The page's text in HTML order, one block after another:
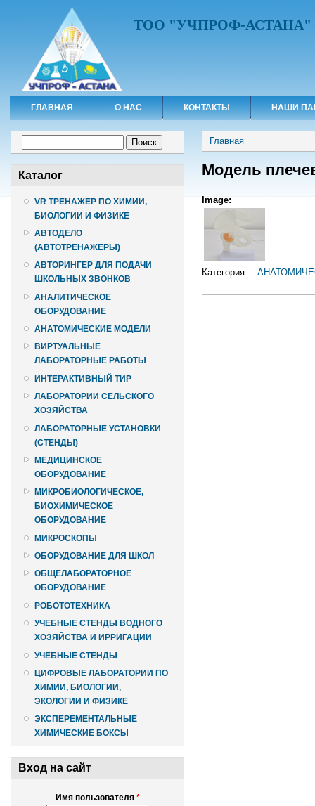
ТОО "УЧПРОФ-АСТАНА"
ГЛАВНАЯ О НАС КОНТАКТЫ НАШИ
Каталог
VR ТРЕНАЖЕР ПО ХИМИИ,
БИОЛОГИИ И ФИЗИКЕ
АВТОДЕЛО
(АВТОТРЕНАЖЕРЫ)
АВТОРИНГЕР ДЛЯ ПОДАЧИ
ШКОЛЬНЫХ ЗВОНКОВ
АНАЛИТИЧЕСКОЕ
ОБОРУДОВАНИЕ
АНАТОМИЧЕСКИЕ МОДЕЛИ
ВИРТУАЛЬНЫЕ
ЛАБОРАТОРНЫЕ РАБОТЫ
ИНТЕРАКТИВНЫЙ ТИР
ЛАБОРАТОРИИ СЕЛЬСКОГО
ХОЗЯЙСТВА
ЛАБОРАТОРНЫЕ УСТАНОВКИ
(СТЕНДЫ)
МЕДИЦИНСКОЕ
ОБОРУДОВАНИЕ
МИКРОБИОЛОГИЧЕСКОЕ,
БИОХИМИЧЕСКОЕ
ОБОРУДОВАНИЕ
МИКРОСКОПЫ
ОБОРУДОВАНИЕ ДЛЯ ШКОЛ
ОБЩЕЛАБОРАТОРНОЕ
ОБОРУДОВАНИЕ
РОБОТОТЕХНИКА
УЧЕБНЫЕ СТЕНДЫ ВОДНОГО
ХОЗЯЙСТВА И ИРРИГАЦИИ
УЧЕБНЫЕ СТЕНДЫ
ЦИФРОВЫЕ ЛАБОРАТОРИИ ПО
ХИМИИ, БИОЛОГИИ,
ЭКОЛОГИИ И ФИЗИКЕ
ЭКСПЕРЕМЕНТАЛЬНЫЕ
ХИМИЧЕСКИЕ БОКСЫ
Вход на сайт
Имя пользователя *
Вы здесь
Главная
Модель
Image:
Категория: